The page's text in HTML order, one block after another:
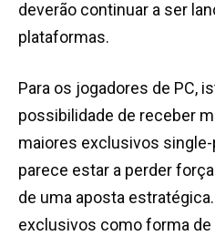
deverão continuar a ser
plataformas.
Para os jogadores de PC,
possibilidade de receber
maiores exclusivos single-
parece estar a perder
de uma aposta
exclusivos como forma de